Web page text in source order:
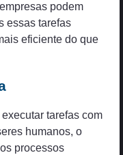
podem
essas tarefas
eficiente do que
tarefas com
humanos, o
processos